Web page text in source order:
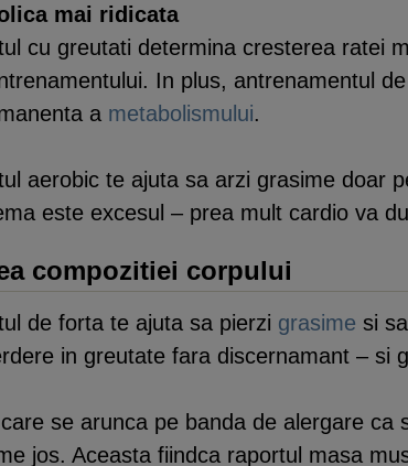
mai ridicata
cu greutati determina cresterea ratei
In plus, antrenamentul
a metabolismului.
aerobic te ajuta sa arzi grasime doar
este excesul – prea mult cardio va
compozitiei corpului
de forta te ajuta sa pierzi grasime si
in greutate fara discernamant – si
se arunca pe banda de alergare
jos. Aceasta fiindca raportul masa